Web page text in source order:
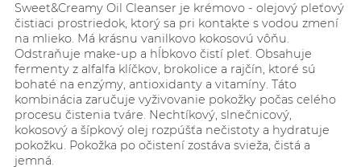
Sweet&Creamy Oil Cleanser je krémovo - olejový pleťový
čistiaci prostriedok, ktorý sa pri kontakte s vodou zmení
na mlieko. Má krásnu vanilkovo kokosovú vôňu.
Odstraňuje make-up a hĺbkovo čistí pleť. Obsahuje
fermenty z alfalfa klíčkov, brokolice a rajčín, ktoré sú
bohaté na enzýmy, antioxidanty a vitamíny. Táto
kombinácia zaručuje vyživovanie pokožky počas celého
procesu čistenia tváre. Nechtíkový, slnečnicový,
kokosový a šípkový olej rozpúšťa nečistoty a hydratuje
pokožku. Pokožka po očistení zostáva svieža, čistá a
jemná.